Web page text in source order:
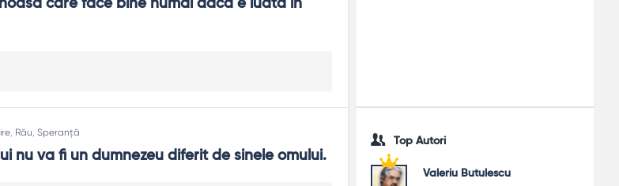
ajustează. Intenția fără rezultat nu e criteriu suficient.
despre consecințe și demnitate. Binele se învață făcând.
care face bine numai dacă e luată în
, Rău, Speranță
nu va fi un dumnezeu diferit de sinele omului.
Top Autori
Valeriu Butulescu